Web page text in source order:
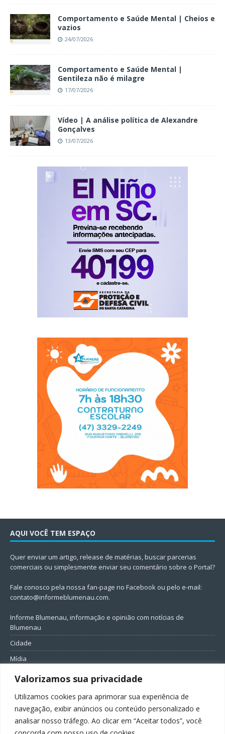
Valorizamos sua privacidade
Utilizamos cookies para aprimorar sua experiência de
navegação, exibir anúncios ou conteúdo personalizado e
analisar nosso tráfego. Ao clicar em “Aceitar todos”, você
Comportamento e Saúde Mental | Cheios e
vazios
24/07/2026
Comportamento e Saúde Mental |
Gentileza não é milagre
17/07/2026
Vídeo | A análise política de Alexandre
Gonçalves
13/07/2026
AQUI VOCÊ TEM ESPAÇO
Quer enviar um artigo, release de matérias, buscar parcerias
comerciais ou simplesmente enviar seu comentário sobre o Portal?
Fale conosco pela nossa fan-page no Facebook ou pelo e-mail:
contato@informeblumenau.com.
Informe Blumenau, informação e opinião com notícias de
Blumenau
Cidade
Mídia
Entretenimento
Política